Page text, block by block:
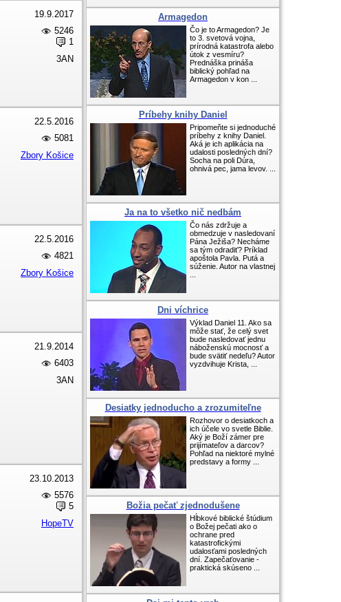
19.9.2017
5246
1
3AN
22.5.2016
5081
Zbory Košice
22.5.2016
4821
Zbory Košice
21.9.2014
6403
3AN
23.10.2013
5576
5
HopeTV
Armagedon
Čo je to Armagedon? Je
to 3. svetová vojna,
prírodná katastrofa alebo
útok z vesmíru?
Prednáška prináša
biblický pohľad na
Armagedon v kon ...
Príbehy knihy Daniel
Pripomeňte si jednoduché
príbehy z knihy Daniel.
Aká je ich aplikácia na
udalosti posledných dní?
Socha na poli Dúra,
ohnivá pec, jama levov. ...
Ja na to všetko nič nedbám
Čo nás zdržuje a
obmedzuje v nasledovaní
Pána Ježiša? Necháme
sa tým odradiť? Príklad
apoštola Pavla. Putá a
súženie. Autor na vlastnej
Dni víchrice
Výklad Daniel 11. Ako sa
môže stať, že celý svet
bude nasledovať jednu
náboženskú mocnosť a
bude svätiť nedeľu? Autor
vyzdvihuje Krista, ...
Desiatky jednoducho a zrozumiteľne
Rozhovor o desiatkoch a
ich účele vo svetle Biblie.
Aký je Boží zámer pre
prijímateľov a darcov?
Pohľad na niektoré mylné
predstavy a formy ...
Božia pečať zjednodušene
Hĺbkové biblické štúdium
o Božej pečati ako o
ochrane pred
katastrofickými
udalosťami posledných
dní. Zapečaťovanie -
praktická skúseno ...